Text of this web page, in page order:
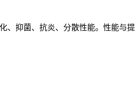
、抑菌、抗炎、分散性能。性能与提